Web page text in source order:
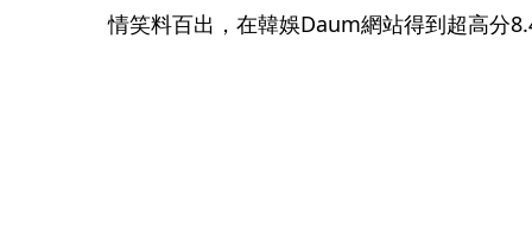
情笑料百出，在韓娛Daum網站得到超高分